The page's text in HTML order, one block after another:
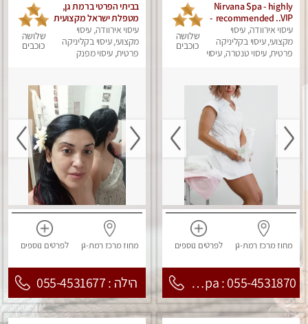
Nirvana Spa - highly
recommended ..VIP -
ספא נירוונה -מאסז
מקצועי ללא מין
עיסוי אירוודה, עיסוי
מקצועי, עיסוי בקליניקה
פרטית, עיסוי טנטרה, עיסוי
שלושה
כוכבים
מחוז מרכז רמת-גן לפרטים נוספים
Nirvana Spa : 055-4531870
בביתי הפרטי ברמת גן,
מטפלת ישראל מקצועית
ומנוסה . עיסוי שוודי
קלאסי משולב רקמות
עמוק, בהתאמה אישית .
עיסוי אירוודה, עיסוי
מקצועי, עיסוי בקליניקה
פרטית, עיסוי מפנק
שלושה
כוכבים
מחוז מרכז רמת-גן לפרטים נוספים
הילה : 055-4531677